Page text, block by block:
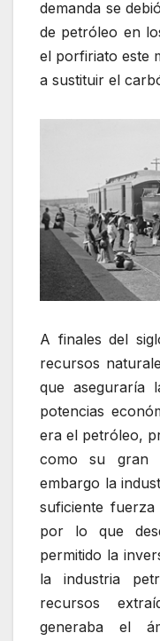
demanda se
de petróleo en
el porfiriato este
a sustituir el
A finales del
recursos
que aseguraría
potencias
era el petróleo,
como su gran
embargo la
suficiente
por lo que
permitido la
la industria
recursos
generaba el